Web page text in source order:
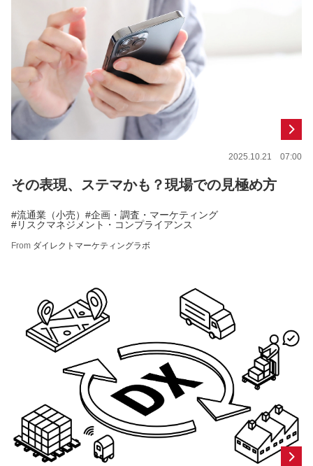
2025.10.21 07:00
その表現、ステマかも？現場での見極め方
#流通業（小売） #企画・調査・マーケティング
#リスクマネジメント・コンプライアンス
From ダイレクトマーケティングラボ